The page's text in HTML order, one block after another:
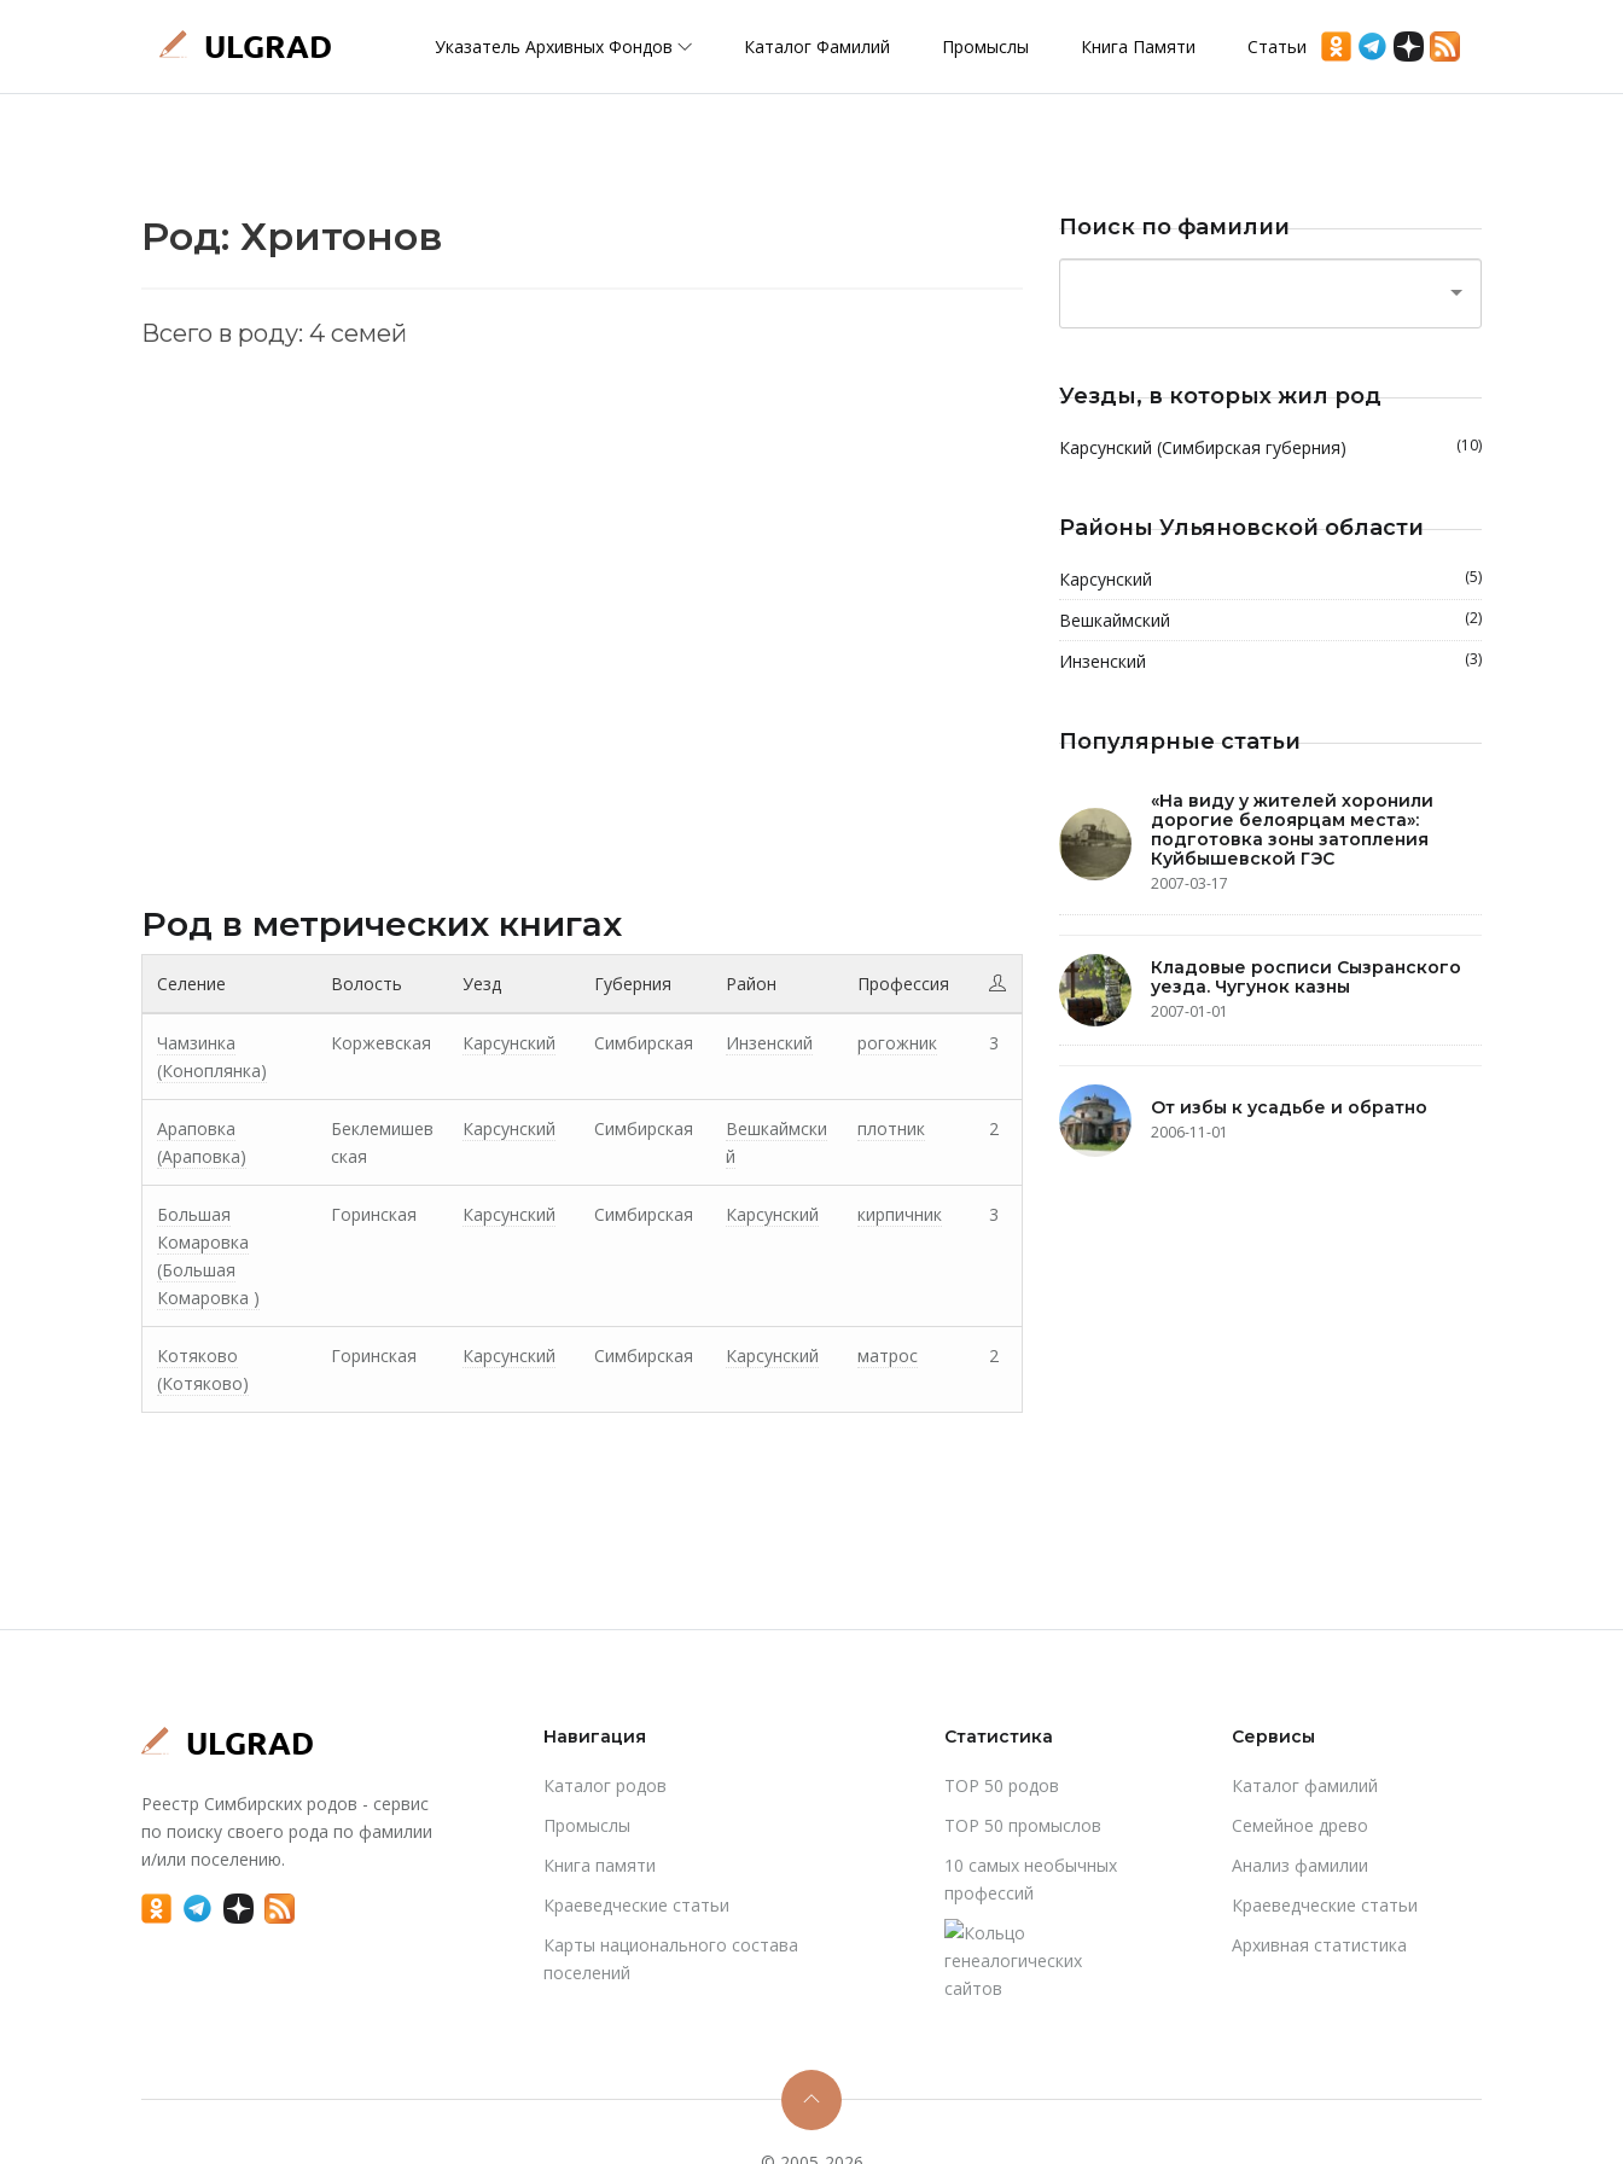
Указатель Архивных Фондов Каталог Фамилий Промыслы Книга Памяти Статьи
Род: Хритонов
Всего в роду: 4 семей
Род в метрических книгах
Селение Волость Уезд Губерния Район Профессия
Чамзинка
(Коноплянка)
Коржевская Карсунский Симбирская Инзенский рогожник 3
Араповка
(Араповка)
Беклемишев
ская
Карсунский Симбирская
Вешкаймски
й
плотник 2
Большая
Комаровка
(Большая
Комаровка )
Горинская Карсунский Симбирская Карсунский кирпичник 3
Котяково
(Котяково)
Горинская Карсунский Симбирская Карсунский матрос 2
Поиск по фамилии
Уезды, в которых жил род
Карсунский (Симбирская губерния) (10)
Районы Ульяновской области
Карсунский (5)
Вешкаймский (2)
Инзенский (3)
Популярные статьи
«На виду у жителей хоронили
дорогие белоярцам места»:
подготовка зоны затопления
Куйбышевской ГЭС
2007-03-17
Кладовые росписи Сызранского
уезда. Чугунок казны
2007-01-01
От избы к усадьбе и обратно
2006-11-01
Реестр Симбирских родов - сервис
по поиску своего рода по фамилии
и/или поселению.
Навигация
Каталог родов
Промыслы
Книга памяти
Краеведческие статьи
Карты национального состава
поселений
Статистика
TOP 50 родов
TOP 50 промыслов
10 самых необычных
профессий
Сервисы
Каталог фамилий
Cемейное древо
Анализ фамилии
Краеведческие статьи
Архивная статистика